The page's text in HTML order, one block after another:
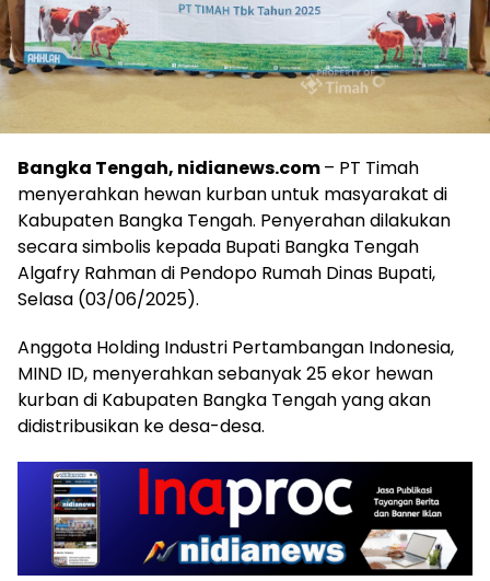
Bangka Tengah, nidianews.com– PT Timah
menyerahkan hewan kurban untuk masyarakat di
Kabupaten Bangka Tengah. Penyerahan dilakukan
secara simbolis kepada Bupati Bangka Tengah
Algafry Rahman di Pendopo Rumah Dinas Bupati,
Selasa (03/06/2025).
Anggota Holding Industri Pertambangan Indonesia,
MIND ID, menyerahkan sebanyak 25 ekor hewan
kurban di Kabupaten Bangka Tengah yang akan
didistribusikan ke desa-desa.